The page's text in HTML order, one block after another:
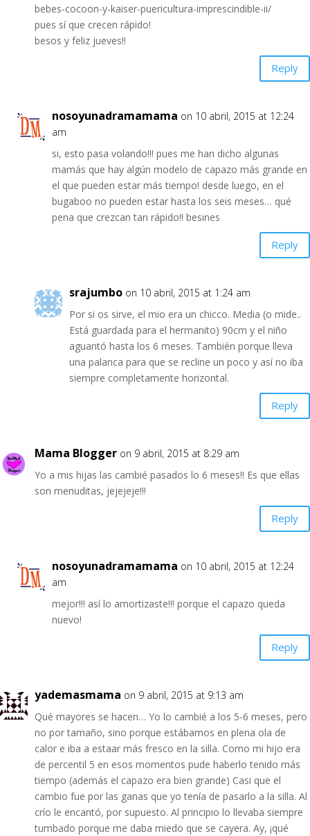
bebes-cocoon-y-kaiser-puericultura-imprescindible-ii/
pues sí que crecen rápido!
besos y feliz jueves!!
Reply
nosoyunadramamama on 10 abril, 2015 at 12:24
am
si, esto pasa volando!!! pues me han dicho algunas
mamás que hay algún modelo de capazo más grande en
el que pueden estar más tiempo! desde luego, en el
bugaboo no pueden estar hasta los seis meses… qué
pena que crezcan tan rápido!! besines
Reply
srajumbo on 10 abril, 2015 at 1:24 am
Por si os sirve, el mio era un chicco. Media (o mide..
Está guardada para el hermanito) 90cm y el niño
aguantó hasta los 6 meses. También porque lleva
una palanca para que se recline un poco y así no iba
siempre completamente horizontal.
Reply
Mama Blogger on 9 abril, 2015 at 8:29 am
Yo a mis hijas las cambié pasados lo 6 meses!! Es que ellas
son menuditas, jejejeje!!!
Reply
nosoyunadramamama on 10 abril, 2015 at 12:24
am
mejor!!! así lo amortizaste!!! porque el capazo queda
nuevo!
Reply
yademasmama on 9 abril, 2015 at 9:13 am
Qué mayores se hacen… Yo lo cambié a los 5-6 meses, pero
no por tamaño, sino porque estábamos en plena ola de
calor e iba a estaar más fresco en la silla. Como mi hijo era
de percentil 5 en esos momentos pude haberlo tenido más
tiempo (además el capazo era bien grande) Casi que el
cambio fue por las ganas que yo tenía de pasarlo a la silla. Al
crío le encantó, por supuesto. Al principio lo llevaba siempre
tumbado porque me daba miedo que se cayera. Ay, ¡qué